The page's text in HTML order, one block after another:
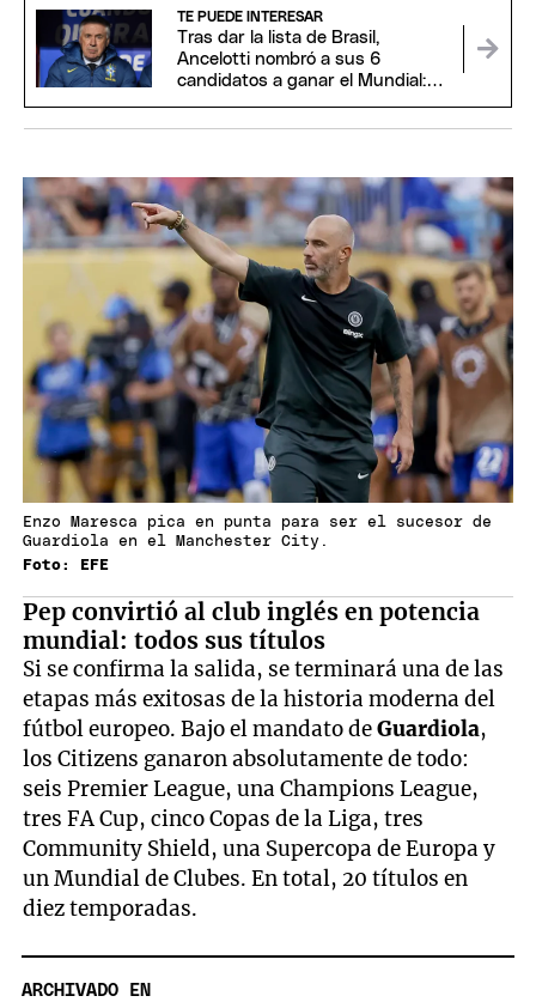
TE PUEDE INTERESAR
Tras dar la lista de Brasil,
Ancelotti nombró a sus 6
candidatos a ganar el Mundial:
Enzo Maresca pica en punta para ser el sucesor de
Guardiola en el Manchester City.
Foto: EFE
Pep convirtió al club inglés en potencia
mundial: todos sus títulos
Si se confirma la salida, se terminará una de las
etapas más exitosas de la historia moderna del
fútbol europeo. Bajo el mandato deGuardiola,
los Citizens ganaron absolutamente de todo:
seis Premier League, una Champions League,
tres FA Cup, cinco Copas de la Liga, tres
Community Shield, una Supercopa de Europa y
un Mundial de Clubes. En total, 20 títulos en
diez temporadas.
ARCHIVADO EN